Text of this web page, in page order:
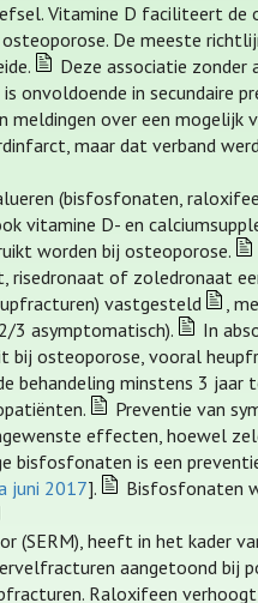
Vitamine D faciliteert de
De meeste
Deze associatie
onvoldoende in secundaire
meldingen over een mogelijk
maar dat verband
(bisfosfonaten,
vitamine D- en
worden bij osteoporose.
risedronaat of zoledronaat
vastgesteld
,
3 asymptomatisch).
In
osteoporose, vooral
behandeling minstens 3 jaar
Preventie van
effecten, hoewel
bisfosfonaten is een
juni 2017].
Bisfosfonaten
(SERM), heeft in het kader
aangetoond bij
Raloxifeen